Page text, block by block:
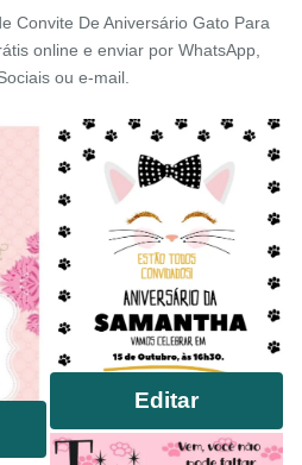
Convite De Aniversário Gato Para
online e enviar por WhatsApp,
ou e-mail.
Editar